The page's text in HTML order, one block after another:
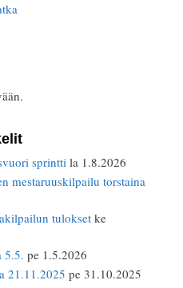
sprintti la 1.8.2026
mestaruuskilpailu torstaina
tulokset ke
5.5. pe 1.5.2026
21.11.2025 pe 31.10.2025